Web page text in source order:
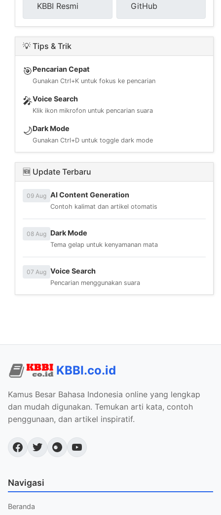
KBBI Resmi GitHub
💡 Tips & Trik
🎯Pencarian Cepat
Gunakan Ctrl+K untuk fokus ke pencarian
🎤Voice Search
Klik ikon mikrofon untuk pencarian suara
🌙Dark Mode
Gunakan Ctrl+D untuk toggle dark mode
🆕 Update Terbaru
09 Aug AI Content Generation
Contoh kalimat dan artikel otomatis
08 Aug Dark Mode
Tema gelap untuk kenyamanan mata
07 Aug Voice Search
Pencarian menggunakan suara
KBBI.co.id
Kamus Besar Bahasa Indonesia online yang lengkap
dan mudah digunakan. Temukan arti kata, contoh
penggunaan, dan artikel inspiratif.
Navigasi
Beranda